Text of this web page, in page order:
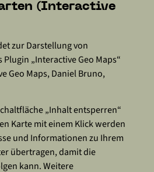
(Interactive
zur Darstellung von
„Interactive Geo Maps“
Geo Maps, Daniel Bruno,
„Inhalt entsperren“
Karte mit einem Klick werden
und Informationen zu Ihrem
übertragen, damit die
kann. Weitere